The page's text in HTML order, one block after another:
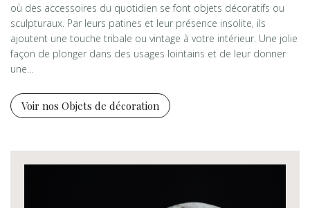
où des accessoires du quotidien se font objets décoratifs ou
sculpturaux. Par leurs patines et leur présence insolite, ils
ajoutent une touche tribale ou vintage à votre intérieur. Une jolie
façon de plonger dans des usages lointains et de leur donner
une…
Voir nos Objets de décoration